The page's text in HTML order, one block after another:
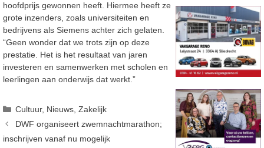
hoofdprijs gewonnen heeft. Hiermee heeft ze
grote inzenders, zoals universiteiten en
bedrijvens als Siemens achter zich gelaten.
“Geen wonder dat we trots zijn op deze
prestatie. Het is het resultaat van jaren
investeren en samenwerken met scholen en
leerlingen aan onderwijs dat werkt.”
Categorieën
Cultuur, Nieuws ,Zakelijk
DWF organiseert zwemnachtmarathon;
inschrijven vanaf nu mogelijk